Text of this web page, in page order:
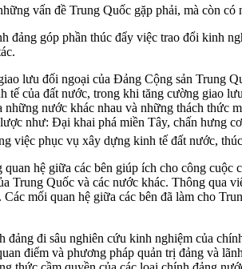
vấn đề Trung Quốc gặp phải, mà còn
đảng góp phần thúc đẩy việc trao đổi kinh
lưu đối ngoại của Đảng Cộng sản Trung
tế của đất nước, trong khi tăng cường giao
những nước khác nhau và những thách thức
như: Đại khai phá miền Tây, chấn hưng
việc phục vụ xây dựng kinh tế đất nước,
quan hệ giữa các bên giúp ích cho công
Trung Quốc và các nước khác. Thông qua
mối quan hệ giữa các bên đã làm cho
đảng đi sâu nghiên cứu kinh nghiệm của
điểm và phương pháp quản trị đảng và